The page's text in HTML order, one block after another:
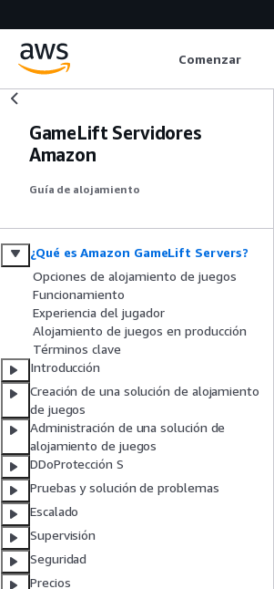
Comenzar
GameLift Servidores
Amazon
Guía de alojamiento
¿Qué es Amazon GameLift Servers?
Opciones de alojamiento de juegos
Funcionamiento
Experiencia del jugador
Alojamiento de juegos en producción
Términos clave
Introducción
Creación de una solución de alojamiento
de juegos
Administración de una solución de
alojamiento de juegos
DDoProtección S
Pruebas y solución de problemas
Escalado
Supervisión
Seguridad
Precios